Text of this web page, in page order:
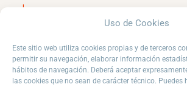
Uso de Cookies
Este sitio web utiliza cookies propias y de terceros
permitir su navegación, elaborar información
hábitos de navegación. Deberá aceptar
las cookies que no sean de carácter técnico. Puedes